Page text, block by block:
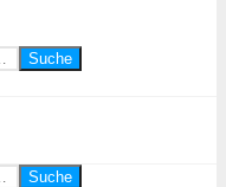
Suche
Suche